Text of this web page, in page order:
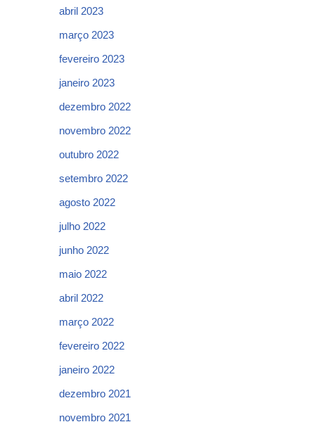
abril 2023
março 2023
fevereiro 2023
janeiro 2023
dezembro 2022
novembro 2022
outubro 2022
setembro 2022
agosto 2022
julho 2022
junho 2022
maio 2022
abril 2022
março 2022
fevereiro 2022
janeiro 2022
dezembro 2021
novembro 2021